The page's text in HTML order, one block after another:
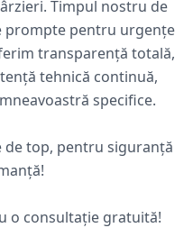
Timpul nostru de
prompte pentru urgențe
transparență totală,
tehnică continuă,
specifice.
de top, pentru siguranță
o consultație gratuită!